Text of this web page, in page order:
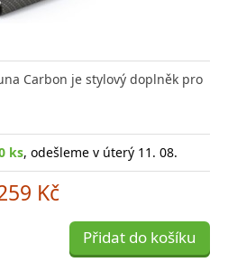
Carbon je stylový doplněk pro
ks, odešleme v úterý 11. 08.
Kč
Přidat do košíku